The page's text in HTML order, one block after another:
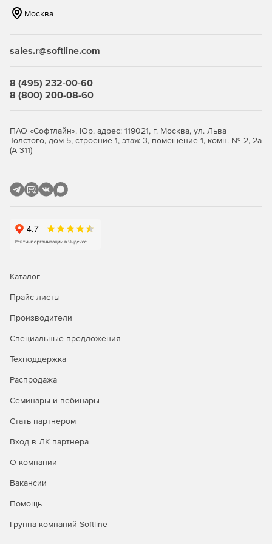
(мультиклиентская поддержка).
WAN-соединения).
информационных кодов.
Возможность инициировать EERP от внешних систем.
очереди.
OS4X.
Состав OS4X 2 Core:
Административный web-интерфейс.
управляющие процессами передачи информации.
Программы, используемые в командах, сценариях
либо административном web-интерфейсе.
Москва
sales.r@softline.com
8 (495) 232-00-60
8 (800) 200-08-60
ПАО «Софтлайн». Юр. адрес: 119021, г. Москва, ул. Льва
Толстого, дом 5, строение 1, этаж 3, помещение 1, комн. № 2, 2а
(А-311)
Каталог
Прайс-листы
Производители
Специальные предложения
Техподдержка
Распродажа
Семинары и вебинары
Стать партнером
Вход в ЛК партнера
О компании
Вакансии
Помощь
Группа компаний Softline